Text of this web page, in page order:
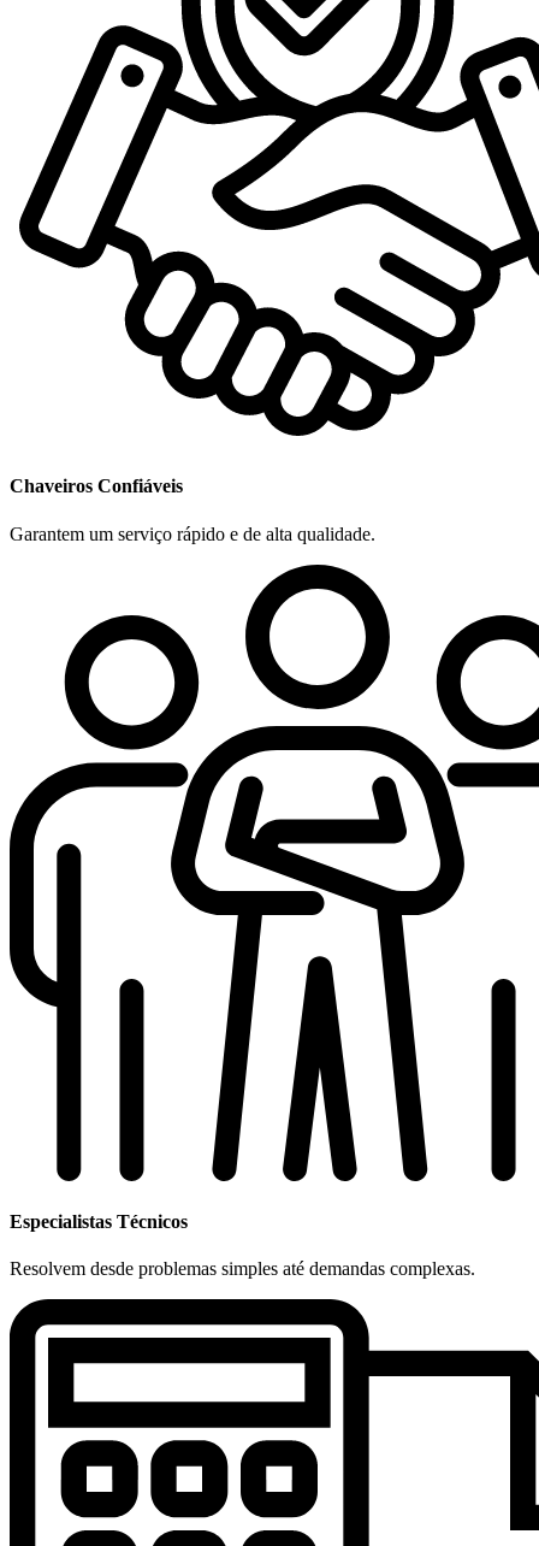
Chaveiros Confiáveis
Garantem um serviço rápido e de alta qualidade.
Especialistas Técnicos
Resolvem desde problemas simples até demandas complexas.